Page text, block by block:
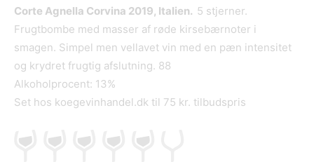
Corte Agnella Corvina 2019, Italien. 5 stjerner.
Frugtbombe med masser af røde kirsebærnoter i
smagen. Simpel men vellavet vin med en pæn intensitet
og krydret frugtig afslutning. 88
Alkoholprocent: 13%
Set hos koegevinhandel.dk til 75 kr. tilbudspris